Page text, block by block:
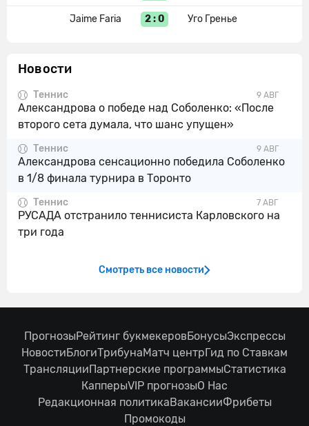
Jaime Faria 2 : 0 Уго Гренье
Новости
9 АВГ
Теннис
Александрова о победе над Соболенко: «После
второго сета думала, что шанс упущен»
9 АВГ
Теннис
Александрова сенсационно победила Соболенко
в 1/8 финала турнира в Торонто
7 АВГ
Теннис
РУСАДА отстранило теннисиста Карловского на
три года
Смотреть все новости
ПрогнозыРейтинг букмекеровБонусыЭкспрессы
НовостиБлогиТрибунаМатч центрГид по Ставкам
ТрансляцииПартнерские программыСтатистика
КапперыVIP прогнозыО Нас
Редакционная политикаВакансииФрибеты
Промокоды